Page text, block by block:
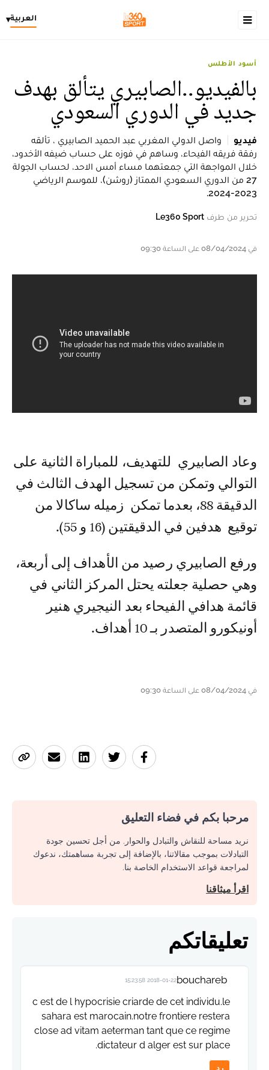
العربية▾
أسود الأطلس
بالفيديو..الصابيري يتألق بهدف
جديد في الدوري السعودي
فيديو
واصل الدولي المغربي عبد الحميد الصابيري ، تألقه
رفقة فريقه الفيحاء، وساهم في فوزه على حساب ضيفه الأخدود،
خلال المواجهة التي جمعتهما مساء أمس الاحد، لحساب الجولة
27 من الدوري السعودي الممتاز (روشن)، للموسم الرياضي
2023-2024.
تحرير من طرف Le360 Sport
في 08/04/2024 على الساعة 09:30
وعاد الصابيري للتهديف، للمباراة الثانية على
التوالي وتمكن من تسجيل الهدف الثالث في
الدقيقة 88، بعدما تمكن زميله ساكالا من
توقيع هدفين في الدقيقتين (16 و 55).
ورفع الصابيري رصيد من الأهداف إلى أربعة،
وهي حصلية جعلته يحتل المركز الثاني في
قائمة هدافي الفيحاء بعد النيجيري هنير
أونيكورو المتصدر بـ 10 أهداف.
في 08/04/2024 على الساعة 09:30
مرحبا بكم في فضاء التعليق
نريد مساحة للنقاش والتبادل والحوار. من أجل تحسين جودة
التبادلات بموجب مقالاتنا، بالإضافة إلى تجربة مساهمتك، ندعوك
لمراجعة قواعد الاستخدام الخاصة بنا.
اقرأ ميثاقنا
تعليقاتكم
bouchareb
2018-01-22 15:23:58
c est de l hypocrisie criarde de cet individu.le
sahara est marocain.notre frontiere restera
close ad vitam aeterman tant que ce regime
dictateur d alger est sur place.
رد